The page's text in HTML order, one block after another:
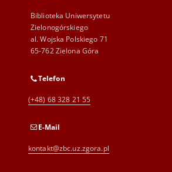
Biblioteka Uniwersytetu
Zielonogórskiego
al. Wojska Polskiego 71
65-762 Zielona Góra
Telefon
(+48) 68 328 21 55
E-Mail
kontakt@zbc.uz.zgora.pl